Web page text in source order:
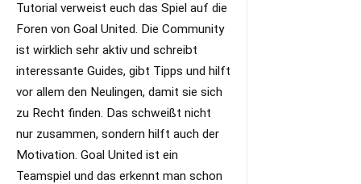
Tutorial verweist euch das Spiel auf die
Foren von Goal United. Die Community
ist wirklich sehr aktiv und schreibt
interessante Guides, gibt Tipps und hilft
vor allem den Neulingen, damit sie sich
zu Recht finden. Das schweißt nicht
nur zusammen, sondern hilft auch der
Motivation. Goal United ist ein
Teamspiel und das erkennt man schon